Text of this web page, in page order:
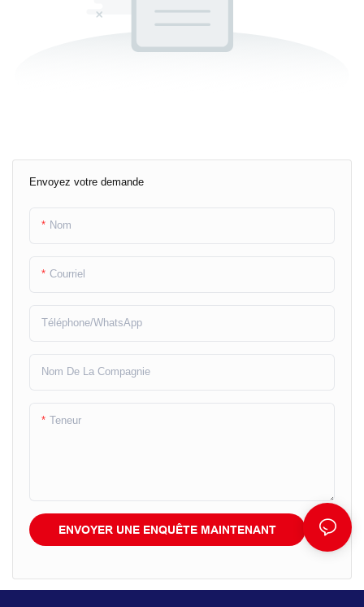
Envoyez votre demande
Nom
Courriel
Téléphone/WhatsApp
Nom De La Compagnie
Teneur
ENVOYER UNE ENQUÊTE MAINTENANT